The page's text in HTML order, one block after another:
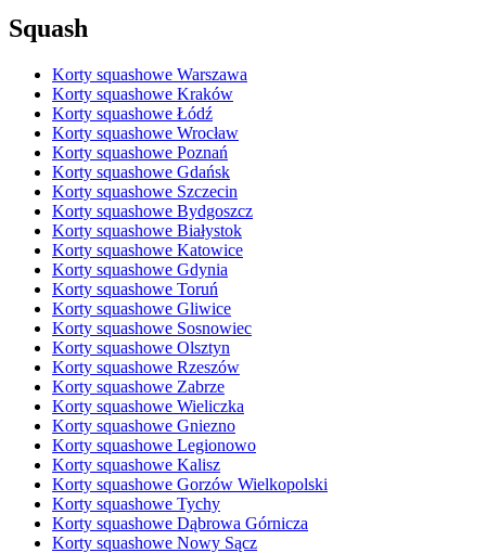
Squash
Korty squashowe Warszawa
Korty squashowe Kraków
Korty squashowe Łódź
Korty squashowe Wrocław
Korty squashowe Poznań
Korty squashowe Gdańsk
Korty squashowe Szczecin
Korty squashowe Bydgoszcz
Korty squashowe Białystok
Korty squashowe Katowice
Korty squashowe Gdynia
Korty squashowe Toruń
Korty squashowe Gliwice
Korty squashowe Sosnowiec
Korty squashowe Olsztyn
Korty squashowe Rzeszów
Korty squashowe Zabrze
Korty squashowe Wieliczka
Korty squashowe Gniezno
Korty squashowe Legionowo
Korty squashowe Kalisz
Korty squashowe Gorzów Wielkopolski
Korty squashowe Tychy
Korty squashowe Dąbrowa Górnicza
Korty squashowe Nowy Sącz